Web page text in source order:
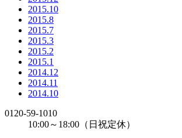
2015.10
2015.8
2015.7
2015.3
2015.2
2015.1
2014.12
2014.11
2014.10
0120-59-1010
10:00～18:00（日祝定休）